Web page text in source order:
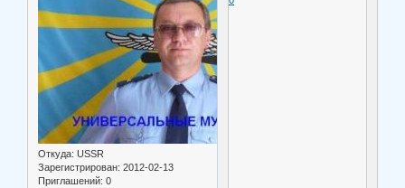
Откуда: USSR
Зарегистрирован: 2012-02-13
Приглашений: 0